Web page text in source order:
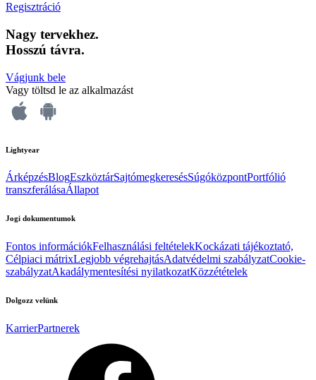
Regisztráció
Nagy tervekhez.
Hosszú távra.
Vágjunk bele
Vagy töltsd le az alkalmazást
Lightyear
ÁrképzésBlogEszköztárSajtómegkeresésSúgóközpontPortfólió
transzferálásaÁllapot
Jogi dokumentumok
Fontos információkFelhasználási feltételekKockázati tájékoztató,
Célpiaci mátrixLegjobb végrehajtásAdatvédelmi szabályzatCookie-
szabályzatAkadálymentesítési nyilatkozatKözzétételek
Dolgozz velünk
KarrierPartnerek